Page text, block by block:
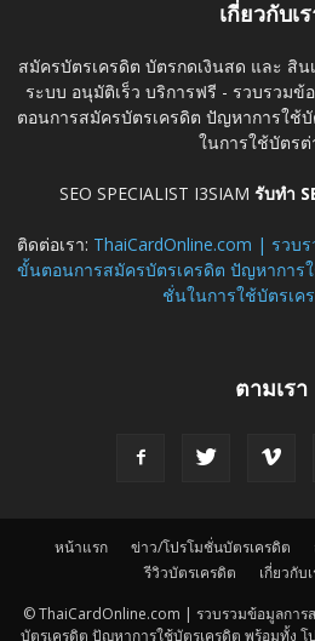
เกี่ยวกับเ
สมัครบัตรเครดิต บัตรกดเงินสด และ สิ
ระบบ อนุมัติเร็ว บริการฟรี - รวบรวม
ตอนการสมัครบัตรเครดิต ปัญหาการใช้
ในการใช้บัตรต่
SEO SPECIALIST I3SIAM รับทำ
ติดต่อเรา: ThaiCardOnline.com | รวบ
ขั้นตอนการสมัครบัตรเครดิต ปัญหาการ
ชั่นในการใช้บัตรเค
ตามเรา
หน้าแรก ข่าว/โปรโมชั่นบัตรเครดิต
รีวิวบัตรเครดิต
เกี่ยวกับ
© ThaiCardOnline.com | รวบรวมข้อมูลกา
บัตรเครดิต ปัญหาการใช้บัตรเครดิต พร้อมทั้ง โ